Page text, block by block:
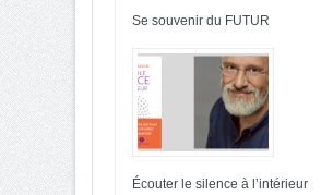
Se souvenir du FUTUR
Écouter le silence à l’intérieur